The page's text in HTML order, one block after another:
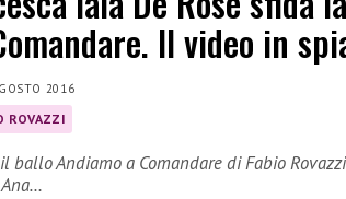
Il video in
2016
ROVAZZI
ballo Andiamo a Comandare di Fabio